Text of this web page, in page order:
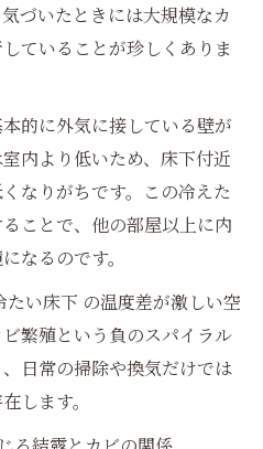
づいたときには大規模なカ
ていることが珍しくありま
的に外気に接している壁が
内より低いため、床下付近
なりがちです。この冷えた
ことで、他の部屋以上に内
なるのです。
い床下 の温度差が激しい空
繁殖という負のスパイラル
日常の掃除や換気だけでは
します。